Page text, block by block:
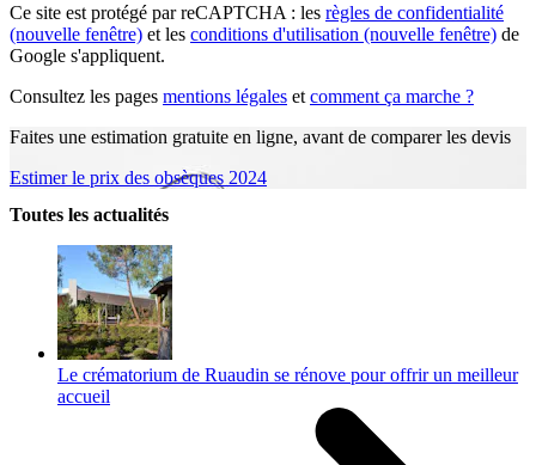
Ce site est protégé par reCAPTCHA : les règles de confidentialité
(nouvelle fenêtre) et les conditions d'utilisation (nouvelle fenêtre) de
Google s'appliquent.
Consultez les pages mentions légales et comment ça marche ?
Faites une estimation gratuite en ligne, avant de comparer les devis
Estimer le prix des obsèques 2024
Toutes les actualités
Le crématorium de Ruaudin se rénove pour offrir un meilleur
accueil